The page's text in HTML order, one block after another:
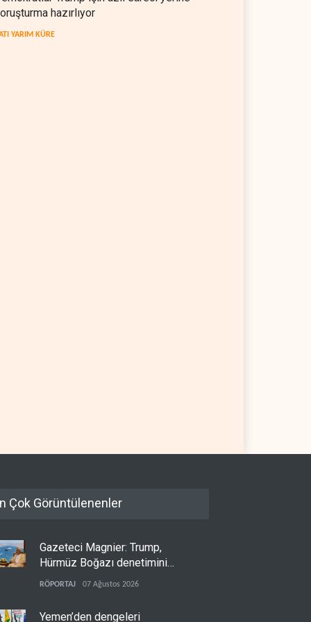
hazırlıyor
YARIM KÜRE
Çok Görüntülenenler
Gazeteci Magnier: Trump,
Hürmüz Boğazı denetimini
doğrudan İran ve Umman'a
RÖPORTAJ 07 Ağustos 2026
Yemen’den dengeleri